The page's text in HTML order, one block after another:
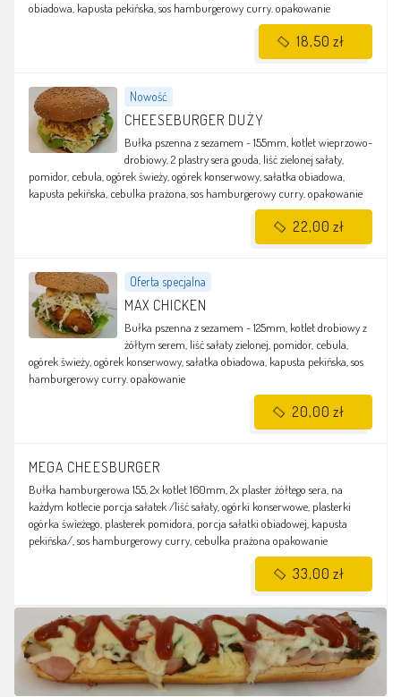
obiadowa, kapusta pekińska, sos hamburgerowy curry.opakowanie
Nowość
CHEESEBURGER DUŻY
Bułka pszenna z sezamem - 155mm, kotlet wieprzowo-
drobiowy, 2 plastry sera gouda, liść zielonej sałaty,
pomidor, cebula, ogórek świeży, ogórek konserwowy, sałatka obiadowa,
kapusta pekińska, cebulka prażona, sos hamburgerowy curry.opakowanie
Oferta specjalna
MAX CHICKEN
Bułka pszenna z sezamem - 125mm, kotlet drobiowy z
żółtym serem, liść sałaty zielonej, pomidor, cebula,
ogórek świeży, ogórek konserwowy, sałatka obiadowa, kapusta pekińska, sos
hamburgerowy curry.opakowanie
MEGA CHEESBURGER
Bułka hamburgerowa 155, 2x kotlet 160mm, 2x plaster żółtego sera, na
każdym kotlecie porcja sałatek /liść sałaty, ogórki konserwowe, plasterki
ogórka świeżego, plasterek pomidora, porcja sałatki obiadowej, kapusta
pekińska/, sos hamburgerowy curry, cebulka prażona opakowanie